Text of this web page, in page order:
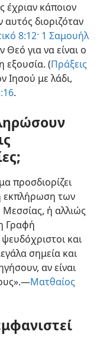
έχριαν κάποιον
διοριζόταν
8:12· 1 Σαμουήλ
για να είναι ο
εξουσία. (Πράξεις
Ιησού με λάδι,
.
προσδιορίζει
εκπλήρωση των
Μεσσίας, ή αλλιώς
Γραφή
και
σημεία και
αν είναι
Ματθαίος